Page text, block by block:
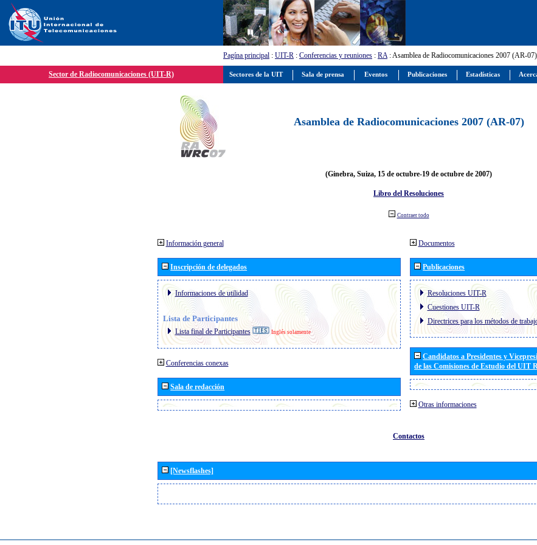
Pagína principal : UIT-R : Conferencias y reuniones : RA: Asamblea de Radiocomunicaciones 2007 (AR-07)
Sector de Radiocomunicaciones (UIT-R)
Asamblea de Radiocomunicaciones 2007 (AR-07)
(Ginebra, Suiza, 15 de octubre-19 de octubre de 2007)
Libro del Resoluciones
Contraer todo
Información general
Inscripción de delegados
Informaciones de utilidad
Lista de Participantes
Lista final de Participantes Inglés solamente
Conferencias conexas
Sala de redacción
Documentos
Publicaciones
Resoluciones UIT-R
Cuestiones UIT-R
Directrices para los métodos de
Candidatos a Presidentes y
de las Comisiones de Estudio del UIT
Otras informaciones
Contactos
[Newsflashes]
Sectores de la UIT Sala de prensa Eventos Publicaciones Estadísticas